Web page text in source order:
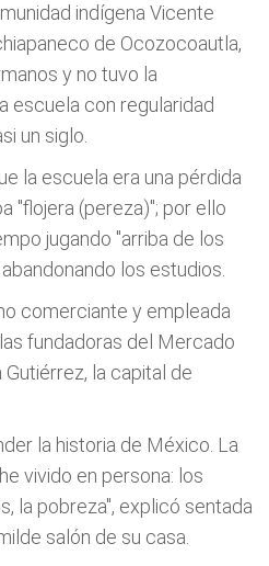
indígena Vicente
de Ocozocoautla,
y no tuvo la
escuela con regularidad
un siglo.
la escuela era una pérdida
"flojera (pereza)"; por ello
jugando "arriba de los
los estudios.
comerciante y empleada
fundadoras del Mercado
la capital de
la historia de México. La
vivido en persona: los
la pobreza", explicó sentada
salón de su casa.